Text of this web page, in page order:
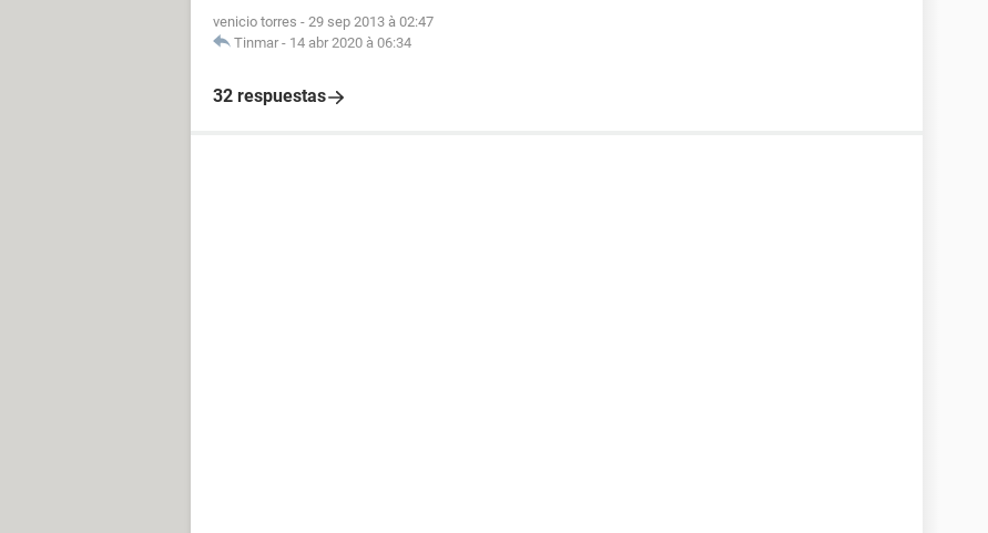
venicio torres - 29 sep 2013 à 02:47
Tinmar - 14 abr 2020 à 06:34
32 respuestas